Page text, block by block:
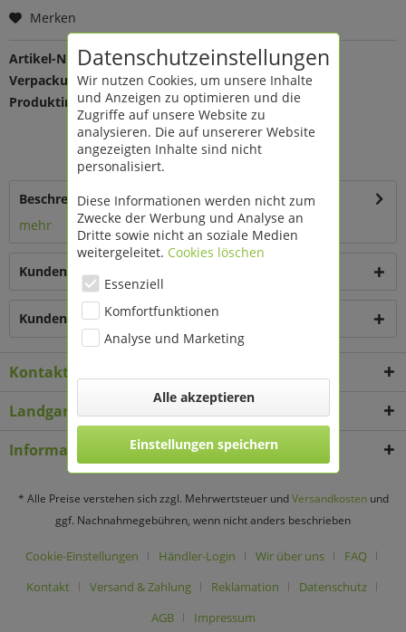
Merken
Artikel-Nr.:
148448
Verpackungseinheit:
4 St
Produktinfo:
Farbe: weiß lizard
Maße: Ø 17 cm
Material: Ton
100% wasserdicht
Beschreibung
mehr
Kunden kauften auch
Kunden haben sich ebenfalls angesehen
Kontakt
Landgard Deko & Floristikbedarf
Informationen
* Alle Preise verstehen sich zzgl. Mehrwertsteuer undVersandkostenund
ggf. Nachnahmegebühren, wenn nicht anders beschrieben
Cookie-Einstellungen Händler-Login Wir über uns
FAQ
Kontakt
Versand & Zahlung Reklamation
Datenschutz
AGB
Impressum
Datenschutzeinstellungen
Wir nutzen Cookies, um unsere Inhalte
und Anzeigen zu optimieren und die
Zugriffe auf unsere Website zu
analysieren. Die auf unsererer Website
angezeigten Inhalte sind nicht
personalisiert.
Diese Informationen werden nicht zum
Zwecke der Werbung und Analyse an
Dritte sowie nicht an soziale Medien
weitergeleitet. Cookies löschen
Essenziell
Komfortfunktionen
Analyse und Marketing
Alle akzeptieren
Einstellungen speichern